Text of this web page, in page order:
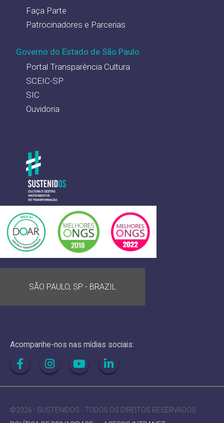
Faça Parte
Patrocinadores e Parcerias
Governo do Estado de São Paulo
Portal Transparência Cultura
SCEIC-SP
SIC
Ouvidoria
SÃO PAULO, SP - BRAZIL
Acompanhe-nos nas mídias sociais:
©2026 - SUSTENIDOS - TODOS OS DIREITOS RESERVADOS